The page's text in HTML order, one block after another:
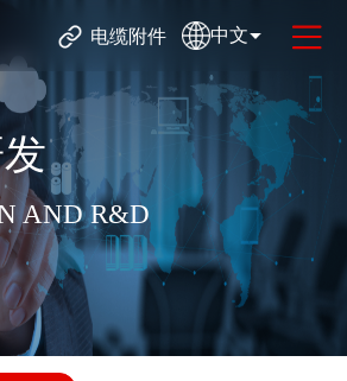
电缆附件 中文
AND R&D